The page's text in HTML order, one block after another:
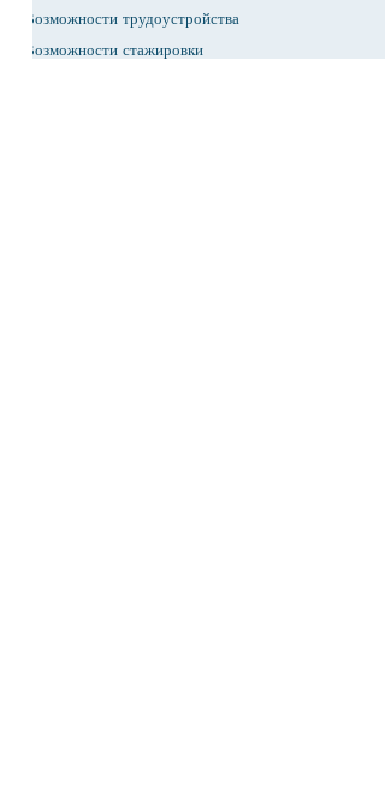
Возможности трудоустройства
Возможности стажировки